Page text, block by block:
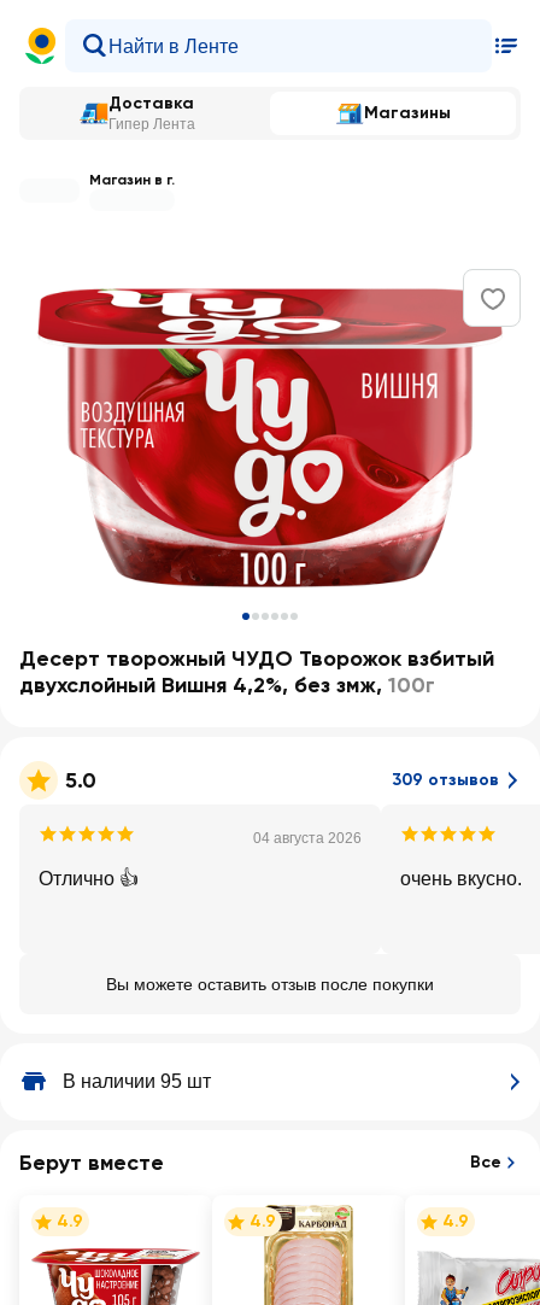
Доставка
Гипер Лента
Магазины
Магазин в г.
Десерт творожный ЧУДО Творожок взбитый
двухслойный Вишня 4,2%, без змж, 100г
5.0 309 отзывов
04 августа 2026
Отлично 👍 очень вкусно.
Вы можете оставить отзыв после покупки
В наличии 95 шт
Берут вместе Все
4.9 4.9 4.9